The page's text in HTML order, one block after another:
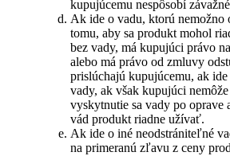
kupujúcemu nespôsobí
Ak ide o vadu, ktorú nemožno
tomu, aby sa produkt mohol
bez vady, má kupujúci právo
alebo má právo od zmluvy
prislúchajú kupujúcemu, ak
vady, ak však kupujúci
vyskytnutie sa vady po oprave
vád produkt riadne užívať.
Ak ide o iné neodstrániteľné
na primeranú zľavu z ceny